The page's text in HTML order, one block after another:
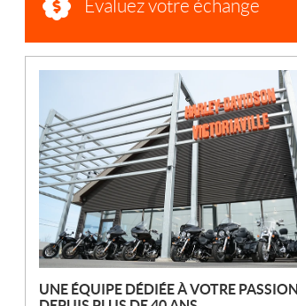
Évaluez votre échange
U
V
E
L
L
E
S
UNE ÉQUIPE DÉDIÉE À VOTRE PASSION